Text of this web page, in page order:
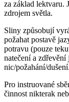
za základ lektvaru.
zdrojem světla.
Sliny způsobují
požahat postavě
potravu (pouze
natečení a
nic/požahání/dušení.
Pro instruované
činnost nikterak